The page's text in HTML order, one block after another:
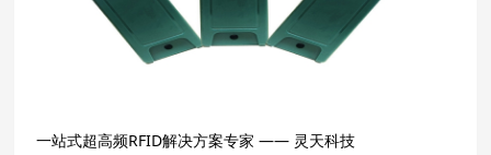
一站式超高频RFID解决方案专家 —— 灵天科技